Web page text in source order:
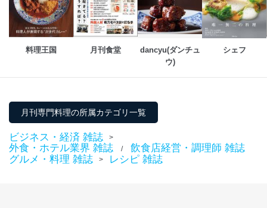
料理王国 月刊食堂
dancyu(ダンチュ
ウ)
シェフ
月刊専門料理の所属カテゴリ一覧
ビジネス・経済 雑誌 >
外食・ホテル業界 雑誌 /
飲食店経営・調理師 雑誌
グルメ・料理 雑誌
> レシピ 雑誌